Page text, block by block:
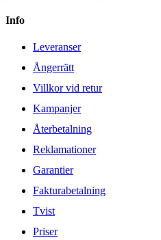
Info
Leveranser
Ångerrätt
Villkor vid retur
Kampanjer
Återbetalning
Reklamationer
Garantier
Fakturabetalning
Tvist
Priser